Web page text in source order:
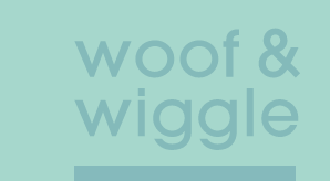
Navigation
springen
Inhalt
springen